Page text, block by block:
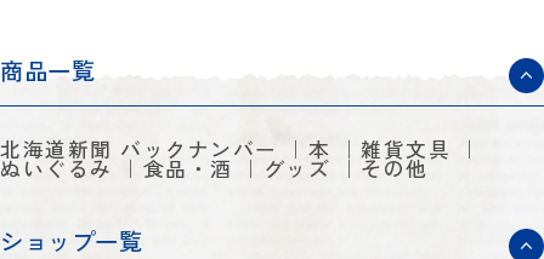
商品一覧
北海道新聞 バックナンバー 本 雑貨文具
ぬいぐるみ 食品・酒 グッズ その他
ショップ一覧